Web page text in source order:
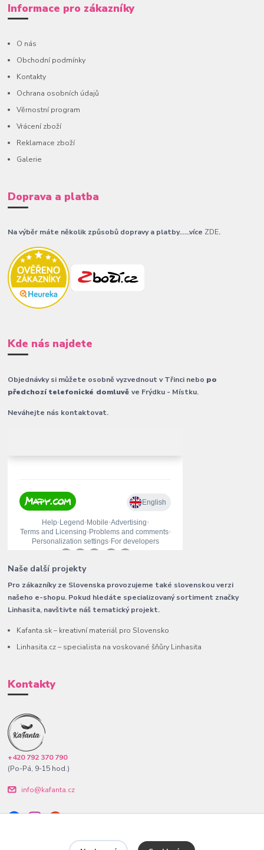
Informace pro zákazníky
O nás
Obchodní podmínky
Kontakty
Ochrana osobních údajů
Věrnostní program
Vrácení zboží
Reklamace zboží
Galerie
Doprava a platba
Na výběr máte několik způsobů dopravy a platby......více ZDE.
Kde nás najdete
Objednávky si můžete osobně vyzvednout v Třinci nebo po
předchozí telefonické domluvěve Frýdku - Místku.
Neváhejte nás kontaktovat.
Naše další projekty
Pro zákazníky ze Slovenska provozujeme také slovenskou verzi
našeho e-shopu. Pokud hledáte specializovaný sortiment značky
Linhasita, navštivte náš tematický projekt.
Kafanta.sk – kreativní materiál pro Slovensko
Linhasita.cz – specialista na voskované šňůry Linhasita
Kontakty
+420 792 370 790
(Po-Pá, 9-15 hod.)
info@kafanta.cz